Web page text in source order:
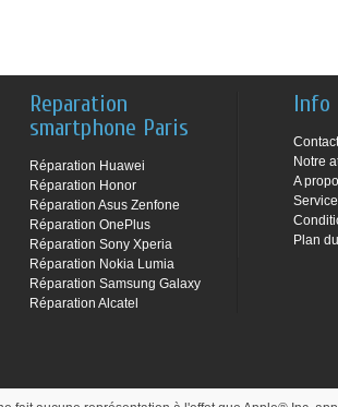
Reparation
smartphone Paris
Réparation Huawei
Réparation Honor
Réparation Asus Zenfone
Réparation OnePlus
Réparation Sony Xperia
Réparation Nokia Lumia
Réparation Samsung Galaxy
Réparation Alcatel
Info
Notre
A
Plan